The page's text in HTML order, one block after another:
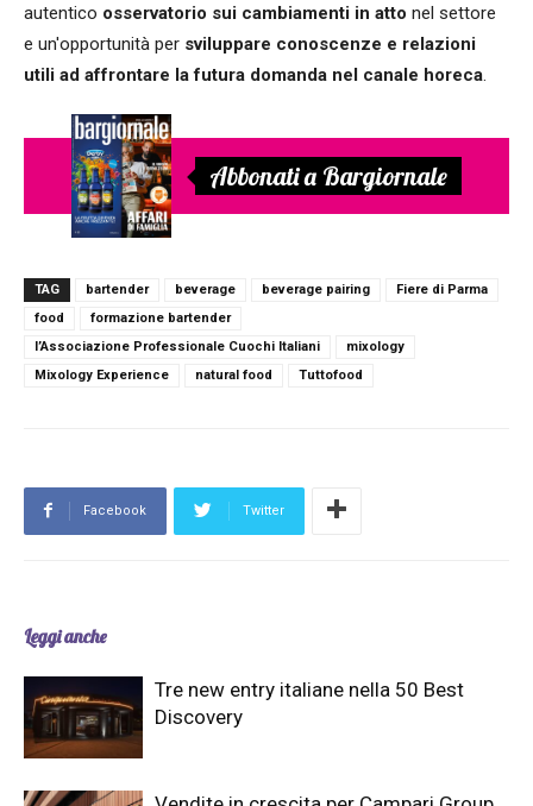
autentico osservatorio sui cambiamenti in atto nel settore
e un'opportunità per sviluppare conoscenze e relazioni
utili ad affrontare la futura domanda nel canale horeca.
Abbonati a Bargiornale
TAG bartender beverage beverage pairing
Fiere di Parma
food
formazione bartender
l’Associazione Professionale Cuochi Italiani
mixology
Mixology Experience
natural food Tuttofood
Facebook Twitter
Leggi anche
Tre new entry italiane nella 50 Best
Discovery